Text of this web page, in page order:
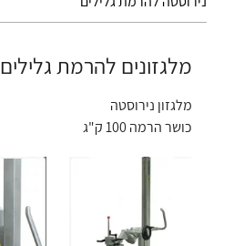
מלגזונים להרמת גלילים
מלגזון נירוסטה
כושר הרמה 100 ק"ג